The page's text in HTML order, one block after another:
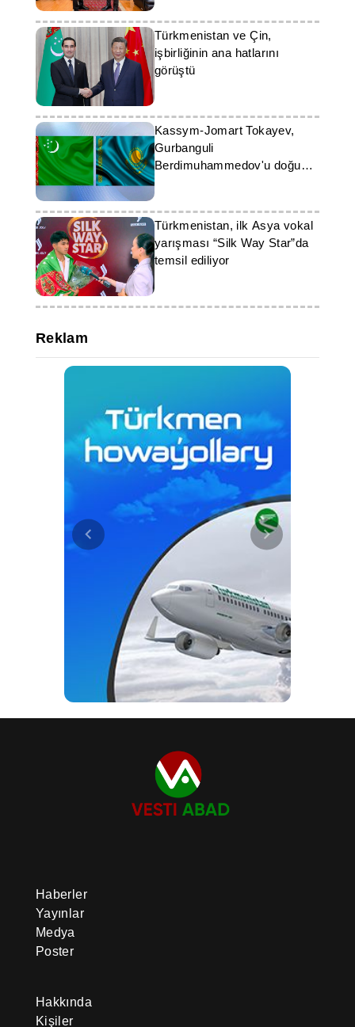
Türkmenistan ve Çin,
işbirliğinin ana hatlarını
görüştü
Kassym-Jomart Tokayev,
Gurbanguli
Berdimuhammedov'u doğum
günü dolayısıyla kutladı
Türkmenistan, ilk Asya vokal
yarışması “Silk Way Star”da
temsil ediliyor
Reklam
Haberler
Yayınlar
Medya
Poster
Hakkında
Kişiler